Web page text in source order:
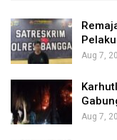
Aug 7,
Aug 7,